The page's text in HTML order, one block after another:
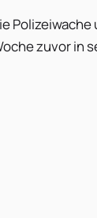
zuvor in